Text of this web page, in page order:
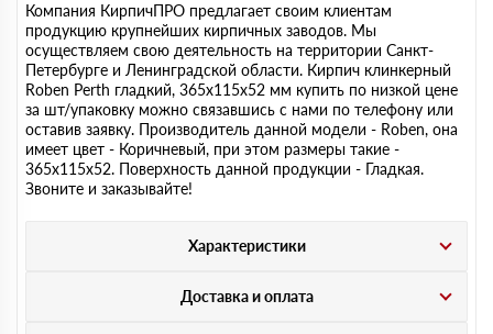
Компания КирпичПРО предлагает своим клиентам
продукцию крупнейших кирпичных заводов. Мы
осуществляем свою деятельность на территории Санкт-
Петербурге и Ленинградской области. Кирпич клинкерный
Roben Perth гладкий, 365х115х52 мм купить по низкой цене
за шт/упаковку можно связавшись с нами по телефону или
оставив заявку. Производитель данной модели - Roben, она
имеет цвет - Коричневый, при этом размеры такие -
365х115х52. Поверхность данной продукции - Гладкая.
Звоните и заказывайте!
Характеристики
Доставка и оплата